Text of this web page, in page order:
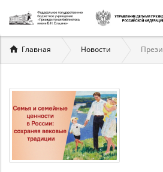
Вы
здесь
Главная Новости